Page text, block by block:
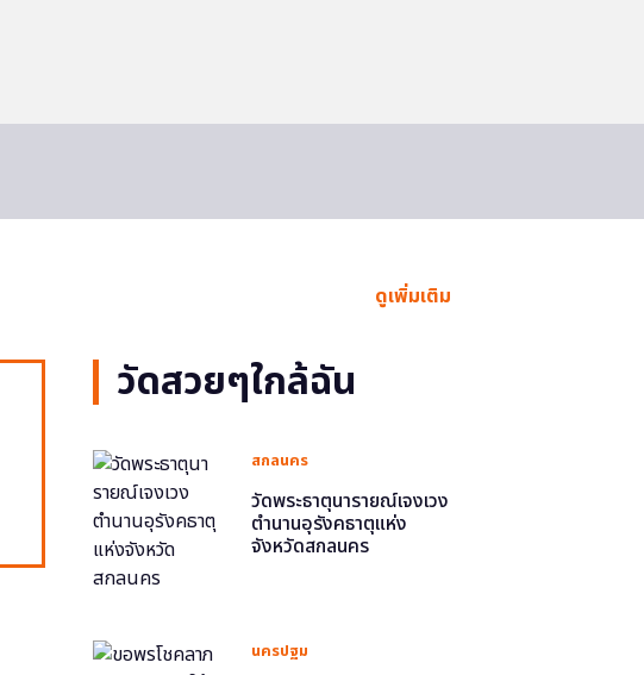
ดูเพิ่มเติม
วัดสวยๆใกล้ฉัน
สกลนคร
วัดพระธาตุนารายณ์เจงเวง
ตำนานอุรังคธาตุแห่ง
จังหวัดสกลนคร
นครปฐม